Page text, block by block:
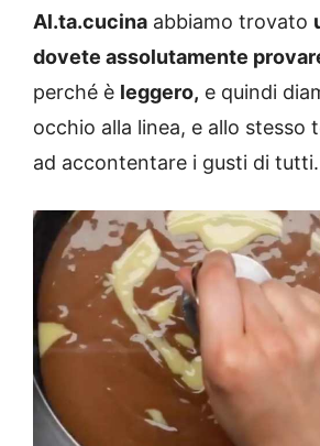
Al.ta.cucina abbiamo trovato
dovete assolutamente
perché è leggero, e quindi
occhio alla linea, e allo stesso
ad accontentare i gusti di tutti.